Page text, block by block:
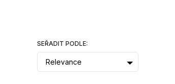
SEŘADIT PODLE:
Relevance